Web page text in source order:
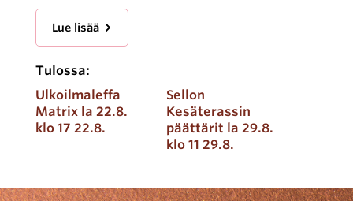
Lue lisää
Tulossa:
Ulkoilmaleffa
Matrix la 22.8.
klo 17 22.8.
Sellon
Kesäterassin
päättärit la 29.8.
klo 11 29.8.